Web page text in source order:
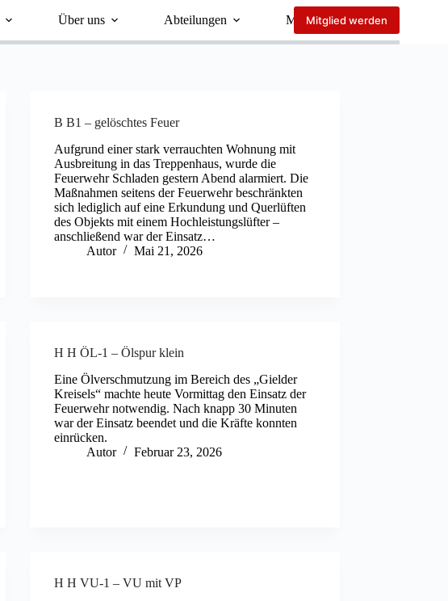
Über uns Abteilungen MehrMitglied werden
B B1 – gelöschtes Feuer
Aufgrund einer stark verrauchten Wohnung mit
Ausbreitung in das Treppenhaus, wurde die
Feuerwehr Schladen gestern Abend alarmiert. Die
Maßnahmen seitens der Feuerwehr beschränkten
sich lediglich auf eine Erkundung und Querlüften
des Objekts mit einem Hochleistungslüfter –
anschließend war der Einsatz…
Autor
Mai 21, 2026
H H ÖL-1 – Ölspur klein
Eine Ölverschmutzung im Bereich des „Gielder
Kreisels“ machte heute Vormittag den Einsatz der
Feuerwehr notwendig. Nach knapp 30 Minuten
war der Einsatz beendet und die Kräfte konnten
einrücken.
Autor
Februar 23, 2026
H H VU-1 – VU mit VP